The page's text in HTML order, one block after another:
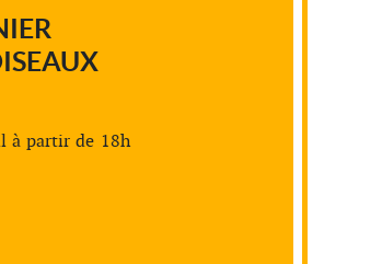
à partir de 18h